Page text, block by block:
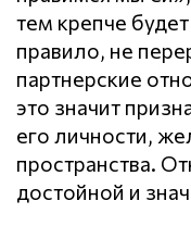
тем крепче
правило, не
партнерские
это значит
его личности,
пространства.
достойной и